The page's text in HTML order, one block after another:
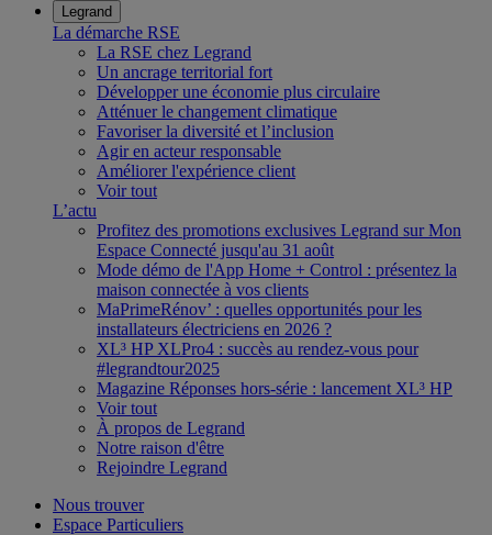
Legrand
La démarche RSE
La RSE chez Legrand
Un ancrage territorial fort
Développer une économie plus circulaire
Atténuer le changement climatique
Favoriser la diversité et l’inclusion
Agir en acteur responsable
Améliorer l'expérience client
Voir tout
L’actu
Profitez des promotions exclusives Legrand sur Mon
Espace Connecté jusqu'au 31 août
Mode démo de l'App Home + Control : présentez la
maison connectée à vos clients
MaPrimeRénov’ : quelles opportunités pour les
installateurs électriciens en 2026 ?
XL³ HP XLPro4 : succès au rendez-vous pour
#legrandtour2025
Magazine Réponses hors-série : lancement XL³ HP
Voir tout
À propos de Legrand
Notre raison d'être
Rejoindre Legrand
Nous trouver
Espace Particuliers